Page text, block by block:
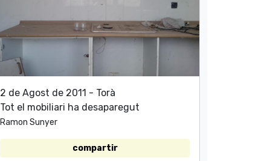
2 de Agost de 2011 - Torà
Tot el mobiliari ha desaparegut
Ramon Sunyer
compartir